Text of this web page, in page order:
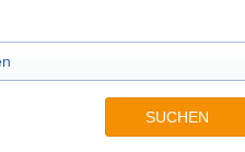
SUCHEN